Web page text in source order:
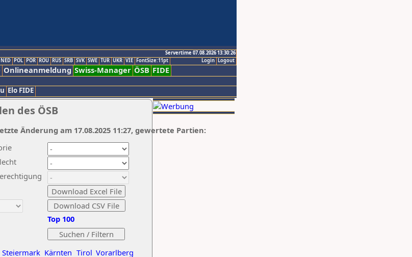
Servertime 07.08.2026 13:30:26
Logout
Login
NED POL POR ROU RUS SRB SVK SWE TUR UKR VIE FontSize:11pt
Onlineanmeldung Swiss-Manager ÖSB FIDE
Elo FIDE
des ÖSB
Steiermark Kärnten Tirol Vorarlberg
Top 100
Änderung am 17.08.2025 11:27, gewertete Partien: